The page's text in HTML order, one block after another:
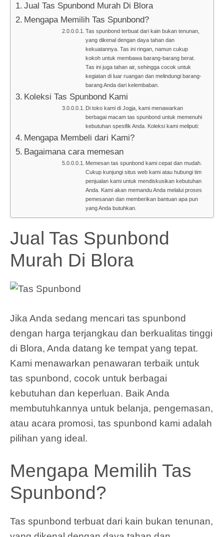
Jual Tas Spunbond Murah Di Blora
Mengapa Memilih Tas Spunbond?
Tas spunbond terbuat dari kain bukan tenunan,
yang dikenal dengan daya tahan dan
kekuatannya. Tas ini ringan, namun cukup
kokoh untuk membawa barang-barang berat.
Tas ini juga tahan air, sehingga cocok untuk
kegiatan di luar ruangan dan melindungi barang-
barang Anda dari kelembaban.
Koleksi Tas Spunbond Kami
Di toko kami di Jogja, kami menawarkan
berbagai macam tas spunbond untuk memenuhi
kebutuhan spesifik Anda. Koleksi kami meliputi:
Mengapa Membeli dari Kami?
Bagaimana cara memesan
Memesan tas spunbond kami cepat dan mudah.
Cukup kunjungi situs web kami atau hubungi tim
penjualan kami untuk mendiskusikan kebutuhan
Anda. Kami akan memandu Anda melalui proses
pemesanan dan memberikan bantuan apa pun
yang Anda butuhkan.
Jual Tas Spunbond
Murah Di Blora
Jika Anda sedang mencari tas spunbond
dengan harga terjangkau dan berkualitas tinggi
di Blora, Anda datang ke tempat yang tepat.
Kami menawarkan penawaran terbaik untuk
tas spunbond, cocok untuk berbagai
kebutuhan dan keperluan. Baik Anda
membutuhkannya untuk belanja, pengemasan,
atau acara promosi, tas spunbond kami adalah
pilihan yang ideal.
Mengapa Memilih Tas
Spunbond?
Tas spunbond terbuat dari kain bukan tenunan,